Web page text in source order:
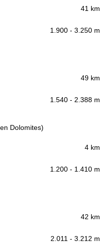
41 km
1.900 - 3.250 m
49 km
1.540 - 2.388 m
Dolomites)
4 km
1.200 - 1.410 m
42 km
2.011 - 3.212 m